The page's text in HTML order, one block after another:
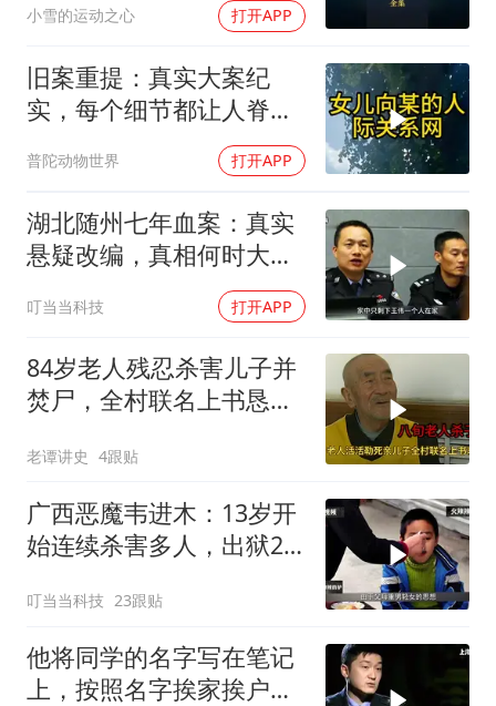
小雪的运动之心 打开APP
旧案重提：真实大案纪
实，每个细节都让人脊背
普陀动物世界 打开APP
湖北随州七年血案：真实
悬疑改编，真相何时大
叮当当科技 打开APP
84岁老人残忍杀害儿子并
焚尸，全村联名上书恳求
落泪
老谭讲史 4跟贴
广西恶魔韦进木：13岁开
始连续杀害多人，出狱2
叮当当科技 23跟贴
他将同学的名字写在笔记
上，按照名字挨家挨户去